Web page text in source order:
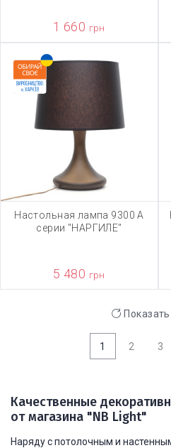
1 660 грн
Настольная лампа 9300 А
серии "НАРГИЛЕ"
5 480 грн
1 2 3
Качественные
от магазина "NB Light"
Наряду с потолочным и